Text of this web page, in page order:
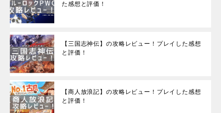
た感想と評価！
【三国志神伝】の攻略レビュー！プレイした感想
と評価！
【商人放浪記】の攻略レビュー！プレイした感想
と評価！